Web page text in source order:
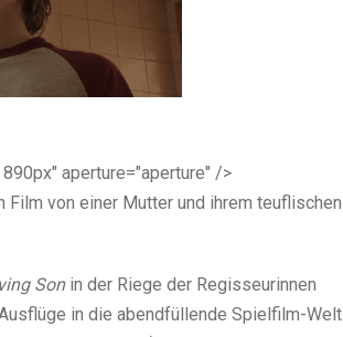
aperture="aperture" />
Film von einer Mutter und ihrem teuflischen
Sonin der Riege der Regisseurinnen
in die abendfüllende Spielfilm-Welt